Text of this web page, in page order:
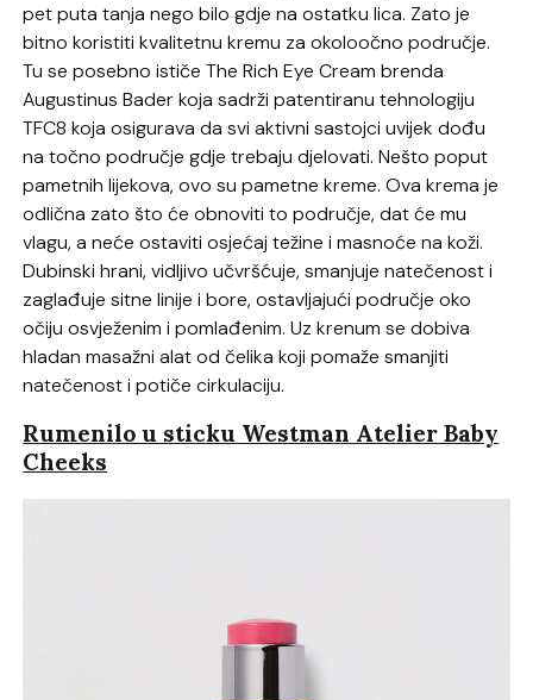
pet puta tanja nego bilo gdje na ostatku lica. Zato je
bitno koristiti kvalitetnu kremu za okoloočno područje.
Tu se posebno ističe The Rich Eye Cream brenda
Augustinus Bader koja sadrži patentiranu tehnologiju
TFC8 koja osigurava da svi aktivni sastojci uvijek dođu
na točno područje gdje trebaju djelovati. Nešto poput
pametnih lijekova, ovo su pametne kreme. Ova krema je
odlična zato što će obnoviti to područje, dat će mu
vlagu, a neće ostaviti osjećaj težine i masnoće na koži.
Dubinski hrani, vidljivo učvršćuje, smanjuje natečenost i
zaglađuje sitne linije i bore, ostavljajući područje oko
očiju osvježenim i pomlađenim. Uz krenum se dobiva
hladan masažni alat od čelika koji pomaže smanjiti
natečenost i potiče cirkulaciju.
Rumenilo u sticku Westman Atelier Baby
Cheeks